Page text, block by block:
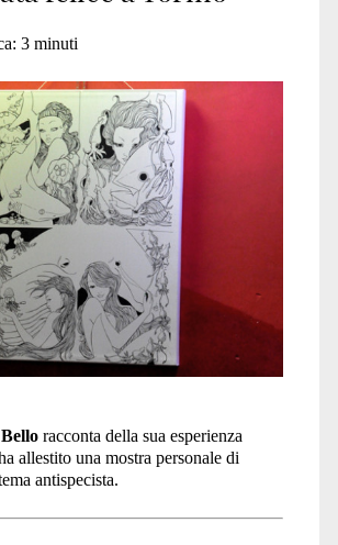
3 minuti
racconta della sua esperienza
allestito una mostra personale di
antispecista.